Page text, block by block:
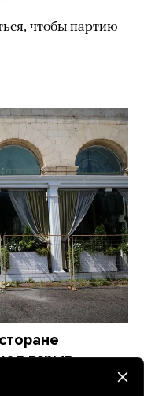
чтобы партию
взрыв.
—